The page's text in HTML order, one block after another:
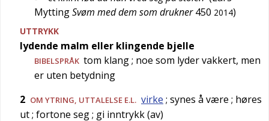
MyttingSvøm med dem som drukner 450 2014)
UTTRYKK
lydende malm eller klingende bjelle
BIBELSPRÅK tom klang; noe som lyder vakkert, men
er uten betydning
2 OM YTRING, UTTALELSE E.L. virke ; synes å være ; høres
ut; fortone seg; gi inntrykk (av)